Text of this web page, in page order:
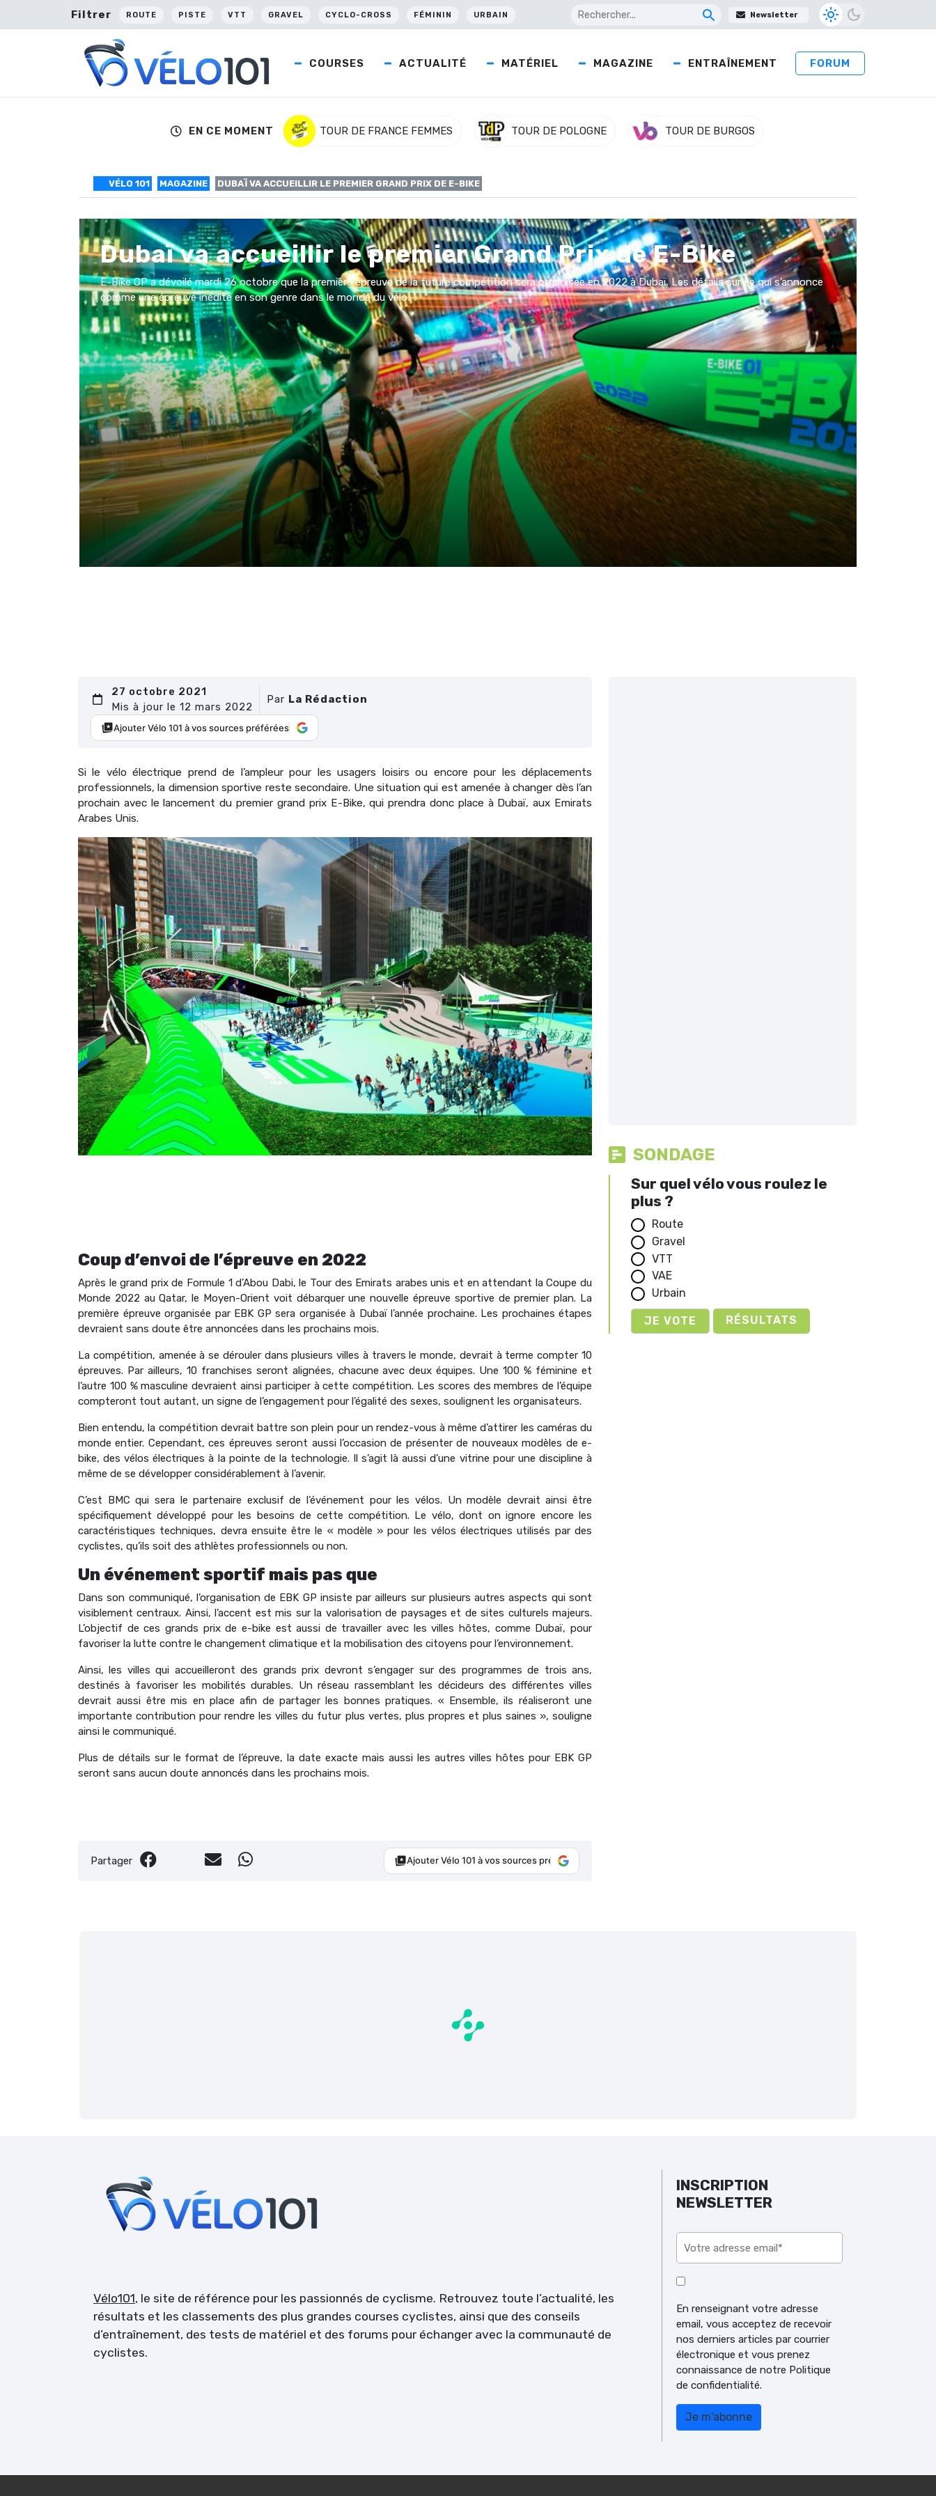
Filtrer ROUTE PISTE VTT GRAVEL CYCLO-CROSS FÉMININ URBAIN Newsletter
COURSES ACTUALITÉ MATÉRIEL MAGAZINE ENTRAÎNEMENT FORUM
EN CE MOMENT TOUR DE FRANCE FEMMES TOUR DE POLOGNE TOUR DE BURGOS
VÉLO 101 MAGAZINE DUBAÏ VA ACCUEILLIR LE PREMIER GRAND PRIX DE E-BIKE
Dubaï va accueillir le premier Grand Prix de E-Bike
E-Bike GP a dévoilé mardi 26 octobre que la première épreuve de la future compétition sera organisée en 2022 à Dubaï. Les détails sur ce qui s’annonce
comme une épreuve inédite en son genre dans le monde du vélo.
27 octobre 2021
Mis à jour le 12 mars 2022
Par La Rédaction
Ajouter Vélo 101 à vos sources préférées
Si le vélo électrique prend de l’ampleur pour les usagers loisirs ou encore pour les déplacements
professionnels, la dimension sportive reste secondaire. Une situation qui est amenée à changer dès l’an
prochain avec le lancement du premier grand prix E-Bike, qui prendra donc place à Dubaï, aux Emirats
Arabes Unis.
Coup d’envoi de l’épreuve en 2022
Après le grand prix de Formule 1 d’Abou Dabi, le Tour des Emirats arabes unis et en attendant la Coupe du
Monde 2022 au Qatar, le Moyen-Orient voit débarquer une nouvelle épreuve sportive de premier plan. La
première épreuve organisée par EBK GP sera organisée à Dubaï l’année prochaine. Les prochaines étapes
devraient sans doute être annoncées dans les prochains mois.
La compétition, amenée à se dérouler dans plusieurs villes à travers le monde, devrait à terme compter 10
épreuves. Par ailleurs, 10 franchises seront alignées, chacune avec deux équipes. Une 100 % féminine et
l’autre 100 % masculine devraient ainsi participer à cette compétition. Les scores des membres de l’équipe
compteront tout autant, un signe de l’engagement pour l’égalité des sexes, soulignent les organisateurs.
Bien entendu, la compétition devrait battre son plein pour un rendez-vous à même d’attirer les caméras du
monde entier. Cependant, ces épreuves seront aussi l’occasion de présenter de nouveaux modèles de e-
bike, des vélos électriques à la pointe de la technologie. Il s’agit là aussi d’une vitrine pour une discipline à
même de se développer considérablement à l’avenir.
C’est BMC qui sera le partenaire exclusif de l’événement pour les vélos. Un modèle devrait ainsi être
spécifiquement développé pour les besoins de cette compétition. Le vélo, dont on ignore encore les
caractéristiques techniques, devra ensuite être le « modèle » pour les vélos électriques utilisés par des
cyclistes, qu’ils soit des athlètes professionnels ou non.
Un événement sportif mais pas que
Dans son communiqué, l’organisation de EBK GP insiste par ailleurs sur plusieurs autres aspects qui sont
visiblement centraux. Ainsi, l’accent est mis sur la valorisation de paysages et de sites culturels majeurs.
L’objectif de ces grands prix de e-bike est aussi de travailler avec les villes hôtes, comme Dubaï, pour
favoriser la lutte contre le changement climatique et la mobilisation des citoyens pour l’environnement.
Ainsi, les villes qui accueilleront des grands prix devront s’engager sur des programmes de trois ans,
destinés à favoriser les mobilités durables. Un réseau rassemblant les décideurs des différentes villes
devrait aussi être mis en place afin de partager les bonnes pratiques. « Ensemble, ils réaliseront une
importante contribution pour rendre les villes du futur plus vertes, plus propres et plus saines », souligne
ainsi le communiqué.
Plus de détails sur le format de l’épreuve, la date exacte mais aussi les autres villes hôtes pour EBK GP
seront sans aucun doute annoncés dans les prochains mois.
Partager Ajouter Vélo 101 à vos sources préférées
SONDAGE
Sur quel vélo vous roulez le
plus ?
Route
Gravel
VTT
VAE
Urbain
RÉSULTATS
Vélo101, le site de référence pour les passionnés de cyclisme. Retrouvez toute l’actualité, les
résultats et les classements des plus grandes courses cyclistes, ainsi que des conseils
d’entraînement, des tests de matériel et des forums pour échanger avec la communauté de
cyclistes.
INSCRIPTION
NEWSLETTER
En renseignant votre adresse
email, vous acceptez de recevoir
nos derniers articles par courrier
électronique et vous prenez
connaissance de notre Politique
de confidentialité.